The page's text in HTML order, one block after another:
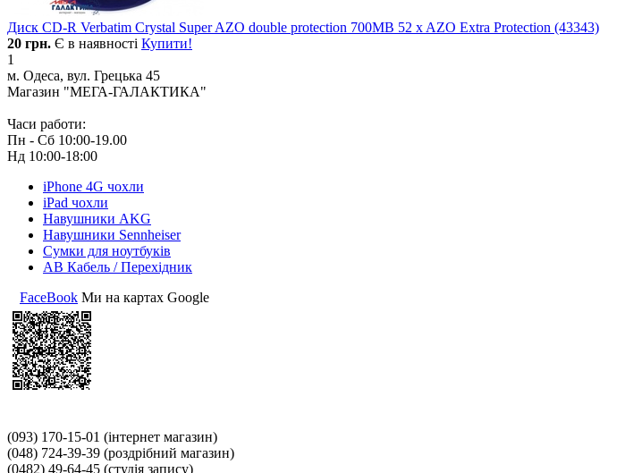
Диск CD-R Verbatim Crystal Super AZO double protection 700MB 52 x AZO Extra Protection (43343)
20 грн. Є в наявності Купити!
1
м. Одеса, вул. Грецька 45
Магазин "МЕГА-ГАЛАКТИКА"
Часи работи:
Пн - Сб 10:00-19.00
Нд 10:00-18:00
iPhone 4G чохли
iPad чохли
Навушники AKG
Навушники Sennheiser
Сумки для ноутбуків
АВ Кабель / Перехідник
FaceBook Ми на картах Google
(093) 170-15-01 (інтернет магазин)
(048) 724-39-39 (роздрібний магазин)
(0482) 49-64-45 (студія запису)